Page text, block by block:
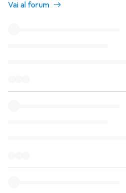
Vai al forum